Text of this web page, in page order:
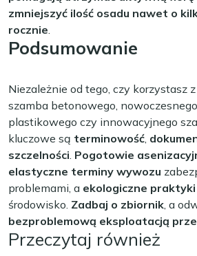
zmniejszyć ilość osadu nawet o
rocznie.
Podsumowanie
Niezależnie od tego, czy korzystasz
szamba betonowego,
plastikowego czy innowacyjnego
kluczowe są terminowość,
szczelności. Pogotowie
elastyczne terminy wywozu
problemami, a ekologiczne praktyki
środowisko. Zadbaj o zbiornik, a
bezproblemową eksploatacją
Przeczytaj również